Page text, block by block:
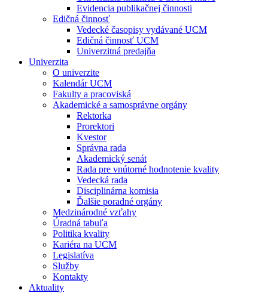
Evidencia publikačnej činnosti
Edičná činnosť
Vedecké časopisy vydávané UCM
Edičná činnosť UCM
Univerzitná predajňa
Univerzita
O univerzite
Kalendár UCM
Fakulty a pracoviská
Akademické a samosprávne orgány
Rektorka
Prorektori
Kvestor
Správna rada
Akademický senát
Rada pre vnútorné hodnotenie kvality
Vedecká rada
Disciplinárna komisia
Ďalšie poradné orgány
Medzinárodné vzťahy
Úradná tabuľa
Politika kvality
Kariéra na UCM
Legislatíva
Služby
Kontakty
Aktuality